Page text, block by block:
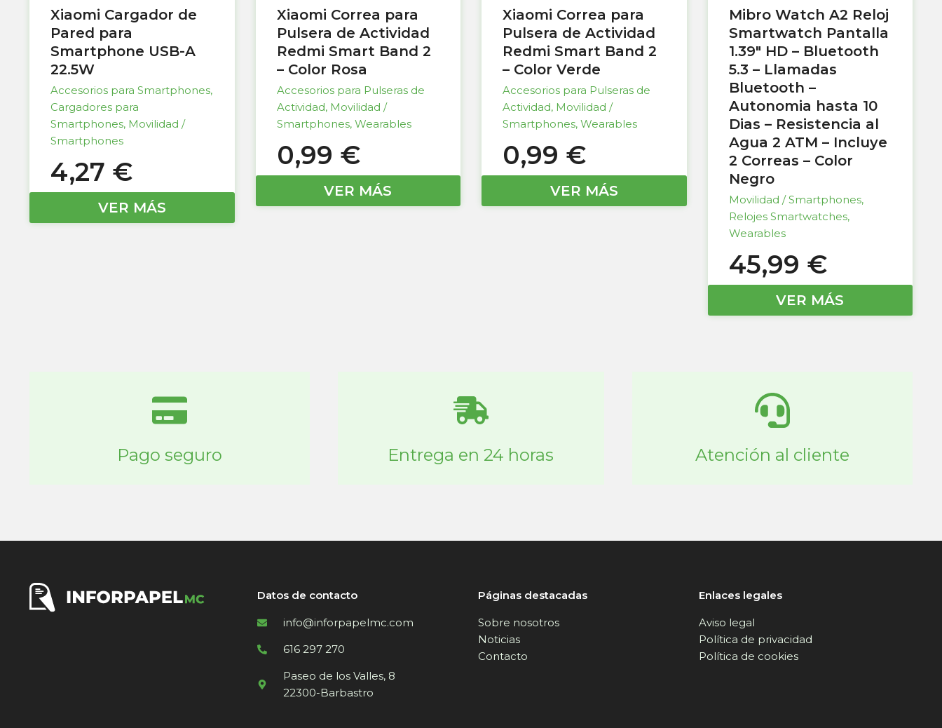
Xiaomi Cargador de
Pared para
Smartphone USB-A
22.5W
Accesorios para Smartphones,
Cargadores para
Smartphones, Movilidad /
Smartphones
4,27 €
VER MÁS
Xiaomi Correa para
Pulsera de Actividad
Redmi Smart Band 2
– Color Rosa
Accesorios para Pulseras de
Actividad, Movilidad /
Smartphones, Wearables
0,99 €
VER MÁS
Xiaomi Correa para
Pulsera de Actividad
Redmi Smart Band 2
– Color Verde
Accesorios para Pulseras de
Actividad, Movilidad /
Smartphones, Wearables
0,99 €
VER MÁS
Mibro Watch A2 Reloj
Smartwatch Pantalla
1.39″ HD – Bluetooth
5.3 – Llamadas
Bluetooth –
Autonomia hasta 10
Dias – Resistencia al
Agua 2 ATM – Incluye
2 Correas – Color
Negro
Movilidad / Smartphones,
Relojes Smartwatches,
Wearables
45,99 €
VER MÁS
Pago seguro Entrega en 24 horas Atención al cliente
Datos de contacto
info@inforpapelmc.com
616 297 270
Paseo de los Valles, 8
22300-Barbastro
Páginas destacadas
Sobre nosotros
Noticias
Contacto
Enlaces legales
Aviso legal
Política de privacidad
Política de cookies